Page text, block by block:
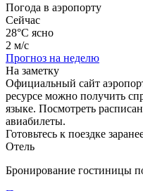
Погода в аэропорту
Сейчас
28°C ясно
2 м/с
Прогноз на неделю
На заметку
Официальный сайт
ресурсе можно получить
языке. Посмотреть
авиабилеты.
Готовьтесь к поездке
Отель
Бронирование гостиницы